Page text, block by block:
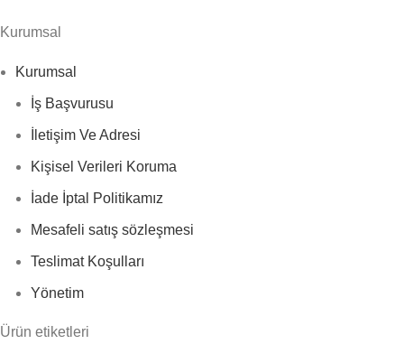
Kurumsal
Kurumsal
İş Başvurusu
İletişim Ve Adresi
Kişisel Verileri Koruma
İade İptal Politikamız
Mesafeli satış sözleşmesi
Teslimat Koşulları
Yönetim
Ürün etiketleri